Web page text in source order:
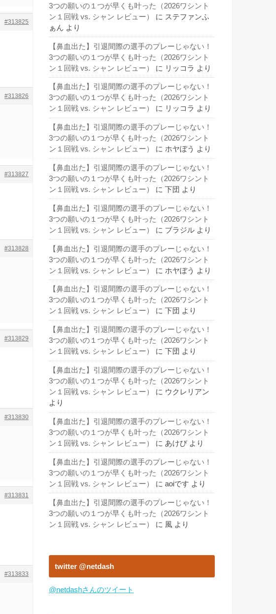
#313825
#313826
#313827
#313828
#313829
#313830
#313831
#313833
3つの願いの１つが早くも叶った（2026ワシント
ン１回戦 vs. シャン レビュー）
に ステファンふ
ぁん より
【鼻血出た】引退間際の選手のプレーじゃない！
3つの願いの１つが早くも叶った（2026ワシント
ン１回戦 vs. シャン レビュー）
に リッコラ より
【鼻血出た】引退間際の選手のプレーじゃない！
3つの願いの１つが早くも叶った（2026ワシント
ン１回戦 vs. シャン レビュー）
に リッコラ より
【鼻血出た】引退間際の選手のプレーじゃない！
3つの願いの１つが早くも叶った（2026ワシント
ン１回戦 vs. シャン レビュー）
に ホヤぼう より
【鼻血出た】引退間際の選手のプレーじゃない！
3つの願いの１つが早くも叶った（2026ワシント
ン１回戦 vs. シャン レビュー）
に 下団 より
【鼻血出た】引退間際の選手のプレーじゃない！
3つの願いの１つが早くも叶った（2026ワシント
ン１回戦 vs. シャン レビュー）
に ブラジル より
【鼻血出た】引退間際の選手のプレーじゃない！
3つの願いの１つが早くも叶った（2026ワシント
ン１回戦 vs. シャン レビュー）
に ホヤぼう より
【鼻血出た】引退間際の選手のプレーじゃない！
3つの願いの１つが早くも叶った（2026ワシント
ン１回戦 vs. シャン レビュー）
に 下団 より
【鼻血出た】引退間際の選手のプレーじゃない！
3つの願いの１つが早くも叶った（2026ワシント
ン１回戦 vs. シャン レビュー）
に 下団 より
【鼻血出た】引退間際の選手のプレーじゃない！
3つの願いの１つが早くも叶った（2026ワシント
ン１回戦 vs. シャン レビュー）
に ウクレリアン
より
【鼻血出た】引退間際の選手のプレーじゃない！
3つの願いの１つが早くも叶った（2026ワシント
ン１回戦 vs. シャン レビュー）
に あけび より
【鼻血出た】引退間際の選手のプレーじゃない！
3つの願いの１つが早くも叶った（2026ワシント
ン１回戦 vs. シャン レビュー）
に aoiです より
【鼻血出た】引退間際の選手のプレーじゃない！
3つの願いの１つが早くも叶った（2026ワシント
ン１回戦 vs. シャン レビュー）
に 風 より
twitter @netdash
@netdashさんのツイート